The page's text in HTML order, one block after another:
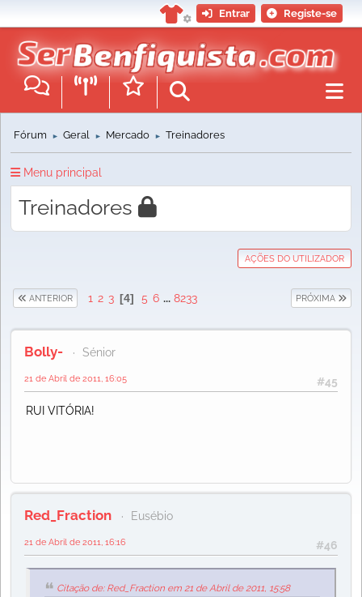
Entrar Registe-se
Fórum ► Geral ► Mercado ► Treinadores
Menu principal
Treinadores
AÇÕES DO UTILIZADOR
ANTERIOR 1 2 3 4 5 6 ... 8233 PRÓXIMA
Bolly- Sénior
#45
21 de Abril de 2011, 16:05
RUI VITÓRIA!
Red_Fraction Eusébio
#46
21 de Abril de 2011, 16:16
Citação de: Red_Fraction em 21 de Abril de 2011, 15:58